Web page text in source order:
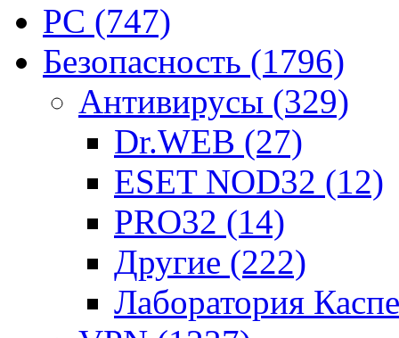
PC (747)
Безопасность (1796)
Антивирусы (329)
Dr.WEB (27)
ESET NOD32 (12)
PRO32 (14)
Другие (222)
Лаборатория